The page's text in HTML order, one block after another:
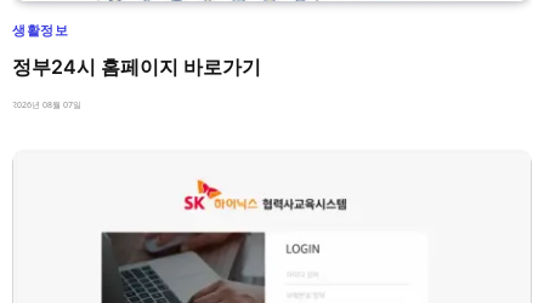
생활정보
정부24시 홈페이지 바로가기
2026년 08월 07일